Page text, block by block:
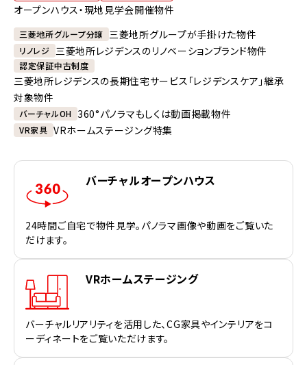
オープンハウス・現地見学会開催物件
三菱地所グループ分譲 三菱地所グループが手掛けた物件
リノレジ 三菱地所レジデンスのリノベーションブランド物件
認定保証中古制度
三菱地所レジデンスの長期住宅サービス「レジデンスケア」継承
対象物件
バーチャルOH 360°パノラマもしくは動画掲載物件
VR家具 VRホームステージング特集
バーチャルオープンハウス
24時間ご自宅で物件見学。パノラマ画像や動画をご覧いた
だけます。
VRホームステージング
バーチャルリアリティを活用した、CG家具やインテリアをコ
ーディネートをご覧いただけます。